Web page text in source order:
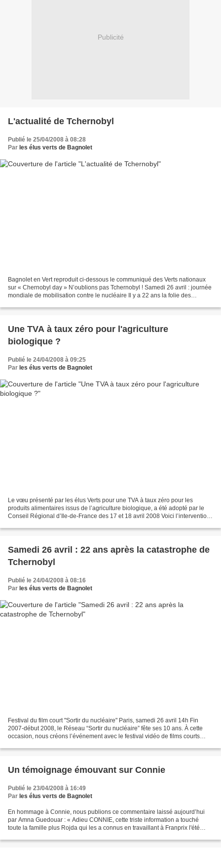
Publicité
L'actualité de Tchernobyl
Publié le 25/04/2008 à 08:28
Par les élus verts de Bagnolet
Bagnolet en Vert reproduit ci-dessous le communiqué des Verts nationaux
sur « Chernobyl day » N’oublions pas Tchernobyl ! Samedi 26 avril : journée
mondiale de mobilisation contre le nucléaire Il y a 22 ans la folie des
Une TVA à taux zéro pour l'agriculture
biologique ?
Publié le 24/04/2008 à 09:25
Par les élus verts de Bagnolet
Le vœu présenté par les élus Verts pour une TVA à taux zéro pour les
produits alimentaires issus de l’agriculture biologique, a été adopté par le
Conseil Régional d’Ile-de-France des 17 et 18 avril 2008 Voici l’intervention
Samedi 26 avril : 22 ans après la catastrophe de
Tchernobyl
Publié le 24/04/2008 à 08:16
Par les élus verts de Bagnolet
Festival du film court "Sortir du nucléaire" Paris, samedi 26 avril 14h Fin
2007-début 2008, le Réseau “Sortir du nucléaire” fête ses 10 ans. À cette
occasion, nous créons l’événement avec le festival vidéo de films courts
Un témoignage émouvant sur Connie
Publié le 23/04/2008 à 16:49
Par les élus verts de Bagnolet
En hommage à Connie, nous publions ce commentaire laissé aujourd’hui
par Amna Guedouar : « Adieu CONNIE, cette triste information a touché
toute la famille plus Rojda qui les a connus en travaillant à Franprix l'été